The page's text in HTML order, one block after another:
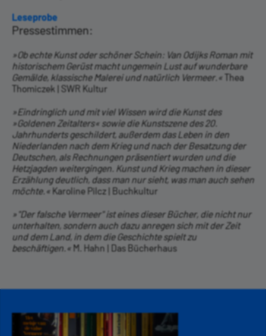
Leseprobe
Pressestimmen:
»Ob echte Kunst oder schöner Schein: Van Odijks Roman mit
historischem Gerüst macht ungemein Lust auf wunderbare
Gemälde, klassische Malerei und natürlich Vermeer.« Thea
Thomiczek | SWR Kultur
»Eindringlich und mit viel Wissen wird die Kunst des
»Goldenen Zeitalters« sowie die Kunstszene des 20.
Jahrhunderts geschildert, außerdem das Leben in den
Niederlanden nach dem Krieg und nach der Besatzung der
Deutschen, als Rechnungen präsentiert wurden und die
Hetzjagden weitergingen. Kunst und Krieg machen in dieser
Erzählung deutlich, dass man nur sieht, was man auch sehen
möchte.« Karoline Pilcz | Buchkultur
»"Der falsche Vermeer" ist eines dieser Bücher, die nicht nur
unterhalten, sondern auch dazu anregen sich mit der Zeit
und dem Land, in dem die Geschichte spielt zu
beschäftigen.« M. Hahn | Das Bücherhaus